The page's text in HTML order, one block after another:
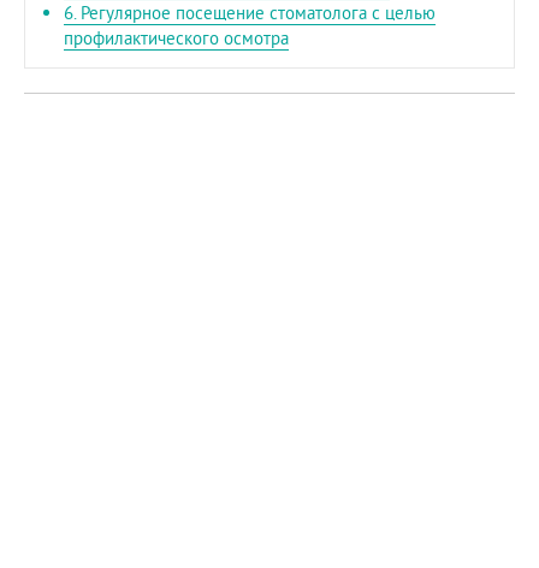
6. Регулярное посещение стоматолога с целью
профилактического осмотра